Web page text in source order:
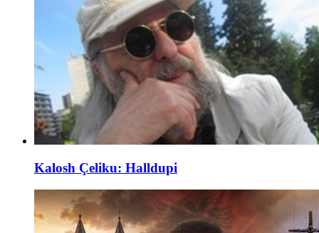
Kalosh Çeliku: Halldupi